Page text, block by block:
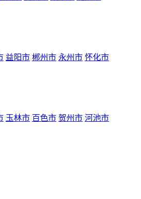
益阳市 郴州市 永州市 怀化市
玉林市 百色市 贺州市 河池市